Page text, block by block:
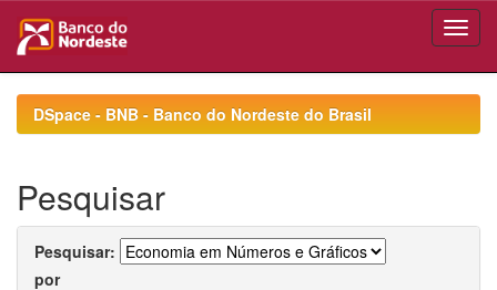
navigationDSpace - BNB - Banco do Nordeste do Brasil
Pesquisar
Pesquisar:
por